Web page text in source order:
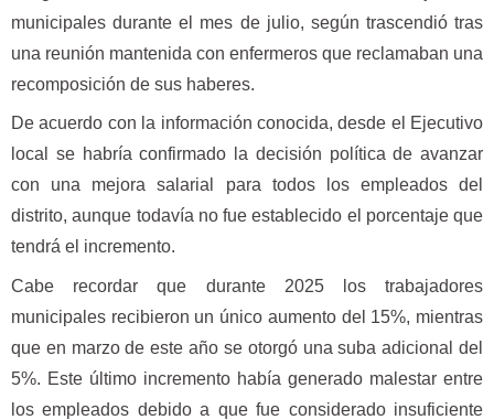
municipales durante el mes de julio, según trascendió tras
una reunión mantenida con enfermeros que reclamaban una
recomposición de sus haberes.
De acuerdo con la información conocida, desde el Ejecutivo
local se habría confirmado la decisión política de avanzar
con una mejora salarial para todos los empleados del
distrito, aunque todavía no fue establecido el porcentaje que
tendrá el incremento.
Cabe recordar que durante 2025 los trabajadores
municipales recibieron un único aumento del 15%, mientras
que en marzo de este año se otorgó una suba adicional del
5%. Este último incremento había generado malestar entre
los empleados debido a que fue considerado insuficiente